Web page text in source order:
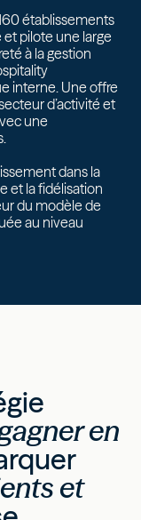
établissements
pilote une large
à la gestion
interne. Une offre
d’activité et
une
dans la
et la fidélisation
du modèle de
au niveau
en
et